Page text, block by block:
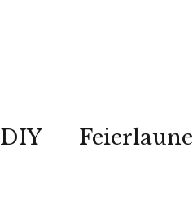
DIY Feierlaune